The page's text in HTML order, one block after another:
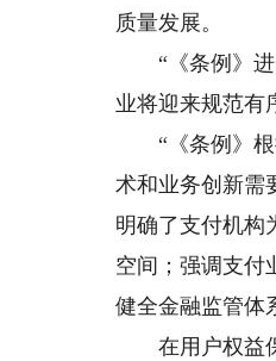
质量发展。
“《条例》进
业将迎来规范有
“《条例》根
术和业务创新需
明确了支付机构
空间；强调支付
健全金融监管体
在用户权益保